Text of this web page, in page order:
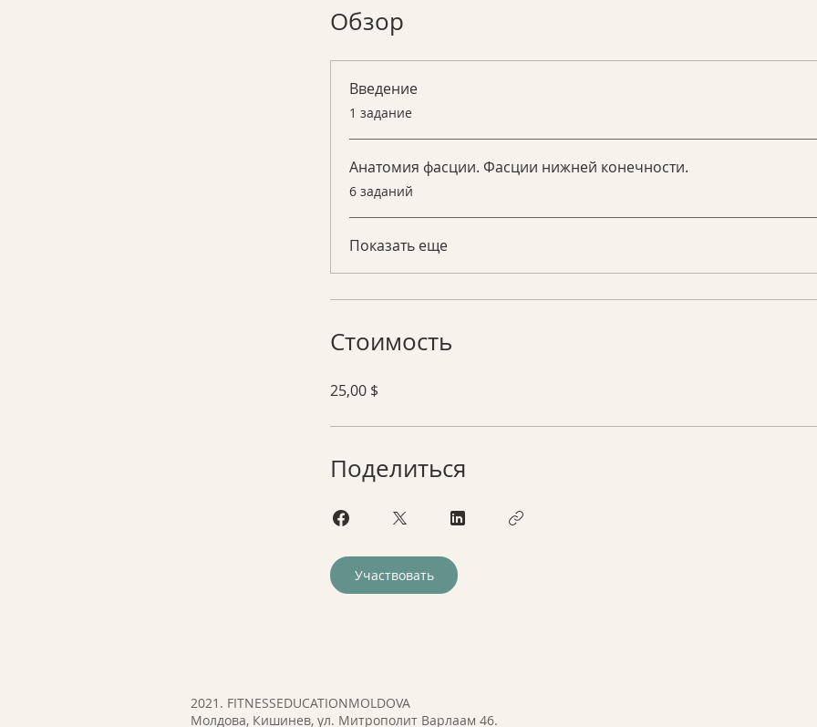
Обзор
Введение
.1 задание
Анатомия фасции. Фасции нижней конечности.
.
6 заданий
Показать еще
Стоимость
25,00 $
Поделиться
Участвовать
2021. FITNESSEDUCATIONMOLDOVA
Молдова, Кишинев, ул. Митрополит Варлаам 46.